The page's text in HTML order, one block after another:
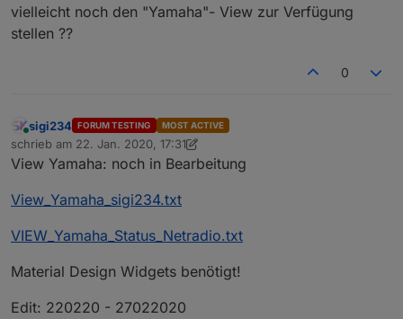
vielleicht noch den "Yamaha"- View zur Verfügung
stellen ??
0
Online
sigi234 FORUM TESTING MOST ACTIVE
schrieb am 22. Jan. 2020, 17:31
zuletzt editiert von sigi234
View Yamaha: noch in Bearbeitung
View_Yamaha_sigi234.txt
VIEW_Yamaha_Status_Netradio.txt
Material Design Widgets benötigt!
Edit: 220220 - 27022020